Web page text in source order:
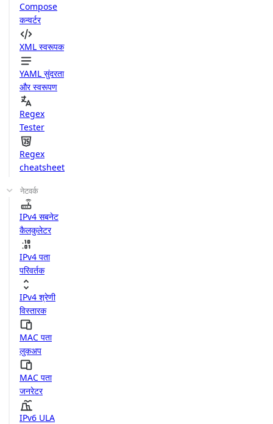
Compose
कन्वर्टर
XML स्वरूपक
YAML सुंदरता
और स्वरूपण
Regex
Tester
Regex
cheatsheet
नेटवर्क
IPv4 सबनेट
कैलकुलेटर
IPv4 पता
परिवर्तक
IPv4 श्रेणी
विस्तारक
MAC पता
लुकअप
MAC पता
जनरेटर
IPv6 ULA